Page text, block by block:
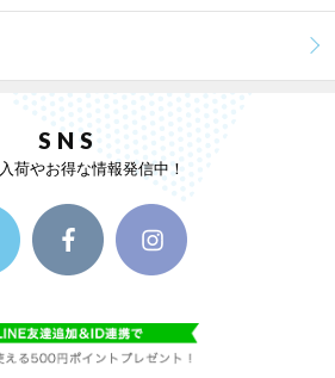
SNS
荷やお得な情報発信中！